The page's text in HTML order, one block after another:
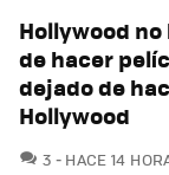
Hollywood
de hacer
dejado de
Hollywood
3 COMENTARIOS
HACE 14